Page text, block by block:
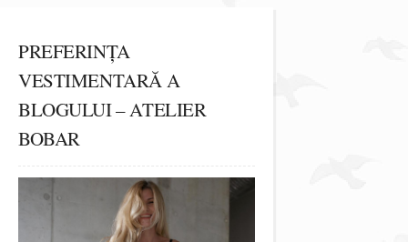
PREFERINȚA
VESTIMENTARĂ A
BLOGULUI – ATELIER
BOBAR